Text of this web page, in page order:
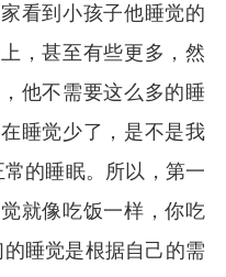
看到小孩子他睡觉的
，甚至有些更多，然
他不需要这么多的睡
睡觉少了，是不是我
的睡眠。所以，第一
就像吃饭一样，你吃
睡觉是根据自己的需